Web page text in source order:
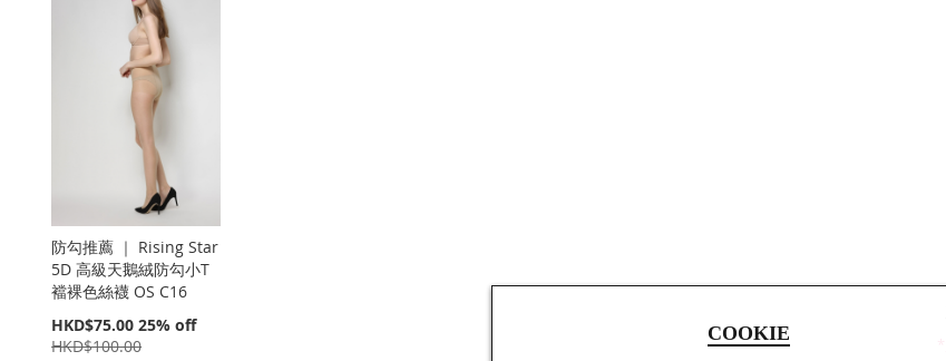
COOKIE
防勾推薦 ｜ Rising Star
5D 高級天鵝絨防勾小T
襠裸色絲襪 OS C16
特
價
HKD$75.00 25% off
HKD$100.00